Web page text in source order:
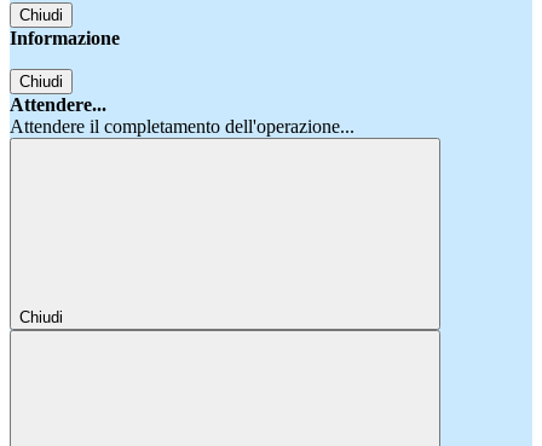
Chiudi
Informazione
Chiudi
Attendere...
Attendere il completamento dell'operazione...
Chiudi